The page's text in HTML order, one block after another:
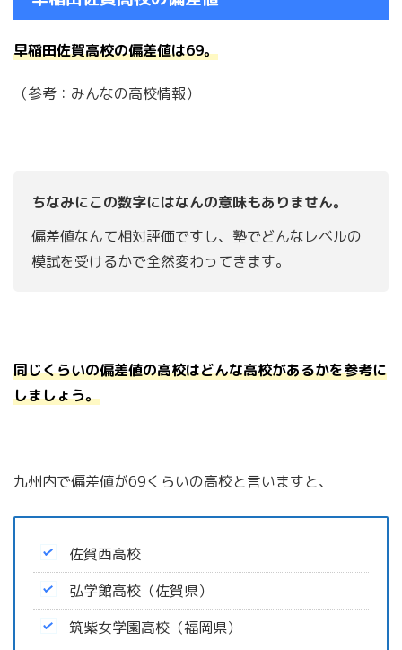
早稲田佐賀高校の偏差値は69。
（参考：みんなの高校情報）
ちなみにこの数字にはなんの意味もありません。
偏差値なんて相対評価ですし、塾でどんなレベルの
模試を受けるかで全然変わってきます。
同じくらいの偏差値の高校はどんな高校があるかを参考に
しましょう。
九州内で偏差値が69くらいの高校と言いますと、
佐賀西高校
弘学館高校（佐賀県）
筑紫女学園高校（福岡県）